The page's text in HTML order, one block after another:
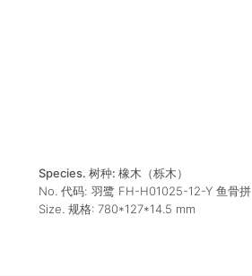
Species. 树种: 橡木（栎木）
No. 代码: 羽鹭 FH-H01025-12-Y 鱼骨拼
Size. 规格: 780*127*14.5 mm